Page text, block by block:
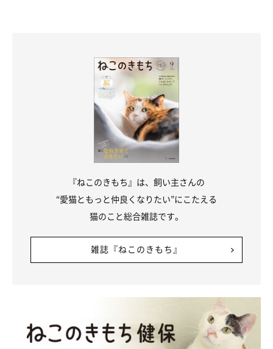
『ねこのきもち』は、飼い主さんの
“愛猫ともっと仲良くなりたい”にこたえる
猫のこと総合雑誌です。
雑誌『ねこのきもち』